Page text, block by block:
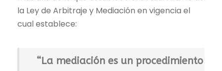
la Ley de Arbitraje y Mediación en vigencia el
cual establece:
“La mediación es un procedimiento